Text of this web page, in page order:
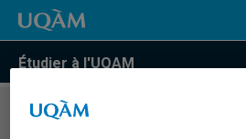
Étudier à l'UQAM
COURS//